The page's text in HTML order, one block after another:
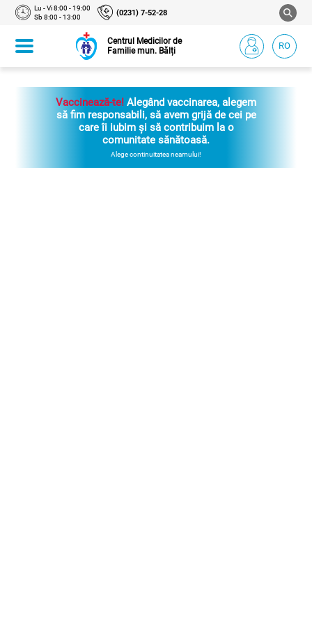
Lu - Vi 8:00 - 19:00
Sb 8:00 - 13:00
(0231) 7-52-28
Centrul Medicilor de
Familie mun. Bălți
RO
Vaccinează-te! Alegând vaccinarea, alegem
să fim responsabili, să avem grijă de cei pe
care îi iubim și să contribuim la o
comunitate sănătoasă.
Alege continuitatea neamului!